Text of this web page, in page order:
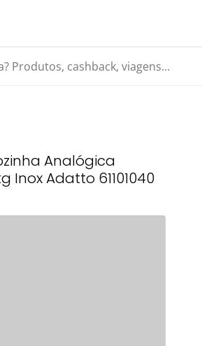
cashback, viagens...
Analógica
Inox Adatto 61101040